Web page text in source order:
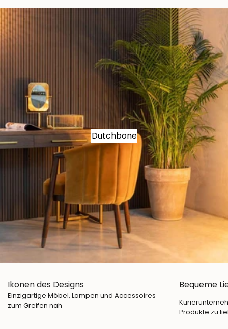
Dutchbone
Ikonen des Designs
Einzigartige Möbel, Lampen und Accessoires
zum Greifen nah
Bequeme
Produkte zu